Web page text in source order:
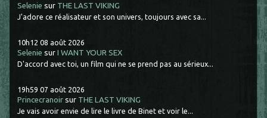
Selenie sur THE LAST VIKING
J'adore ce réalisateur et son univers, toujours avec sa...
10h12 08 août 2026
Selenie surI WANT YOUR SEX
D'accord avec toi, un film qui ne se prend pas au sérieux...
19h59 07 août 2026
Princecranoir sur THE LAST VIKING
Je vais avoir envie de lire le livre de Binet et voir le...